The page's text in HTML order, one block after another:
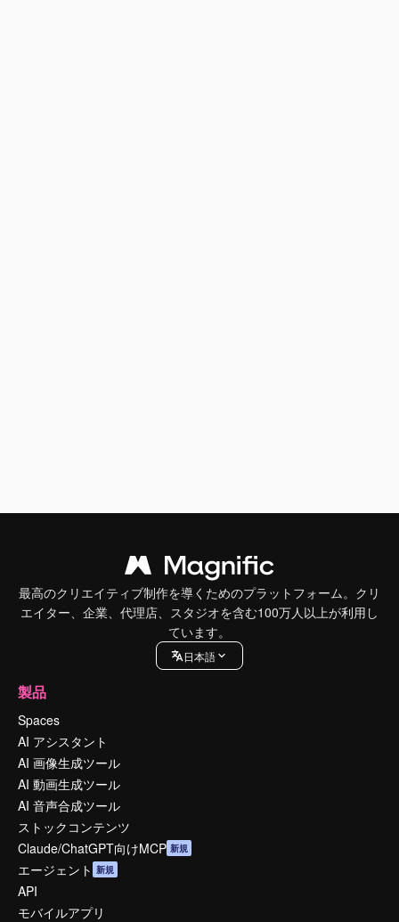
最高のクリエイティブ制作を導くためのプラットフォーム。クリ
エイター、企業、代理店、スタジオを含む100万人以上が利用し
ています。
日本語
製品
Spaces
AI アシスタント
AI 画像生成ツール
AI 動画生成ツール
AI 音声合成ツール
ストックコンテンツ
Claude/ChatGPT向けMCP 新規
エージェント 新規
API
モバイルアプリ